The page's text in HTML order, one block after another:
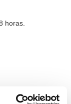
horas.